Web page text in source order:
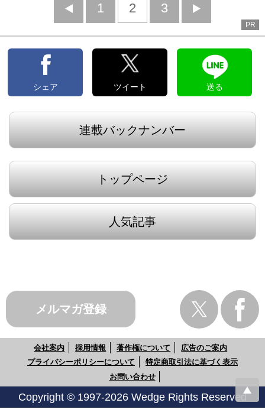
前
へ
1 2 3
へ
PR
シェア ツイート 送る
連載バックナンバー
トップページ
人気記事
メルマガ登録
会社案内 採用情報 著作権について
広告のご案内
プライバシーポリシーについて
特定商取引法に基づく表示
お問い合わせ
Copyright © 1997-2026 Wedge Rights Reserved